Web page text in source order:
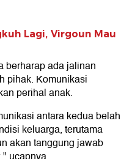
Lagi, Virgoun Mau
berharap ada jalinan
pihak. Komunikasi
perihal anak.
antara kedua belah
keluarga, terutama
akan tanggung jawab